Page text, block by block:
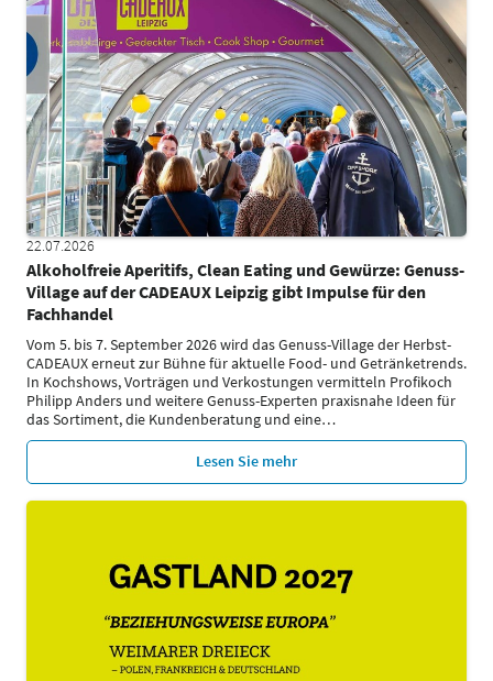
22.07.2026
Alkoholfreie Aperitifs, Clean Eating und Gewürze: Genuss-
Village auf der CADEAUX Leipzig gibt Impulse für den
Fachhandel
Vom 5. bis 7. September 2026 wird das Genuss-Village der Herbst-
CADEAUX erneut zur Bühne für aktuelle Food- und Getränketrends.
In Kochshows, Vorträgen und Verkostungen vermitteln Profikoch
Philipp Anders und weitere Genuss-Experten praxisnahe Ideen für
das Sortiment, die Kundenberatung und eine…
Lesen Sie mehr